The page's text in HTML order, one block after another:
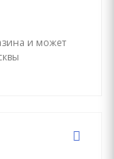
и может